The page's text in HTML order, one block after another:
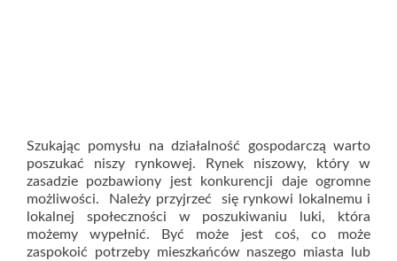
Szukając pomysłu na działalność gospodarczą warto
poszukać niszy rynkowej. Rynek niszowy, który w
zasadzie pozbawiony jest konkurencji daje ogromne
możliwości. Należy przyjrzeć się rynkowi lokalnemu i
lokalnej społeczności w poszukiwaniu luki, która
możemy wypełnić. Być może jest coś, co może
zaspokoić potrzeby mieszkańców naszego miasta lub